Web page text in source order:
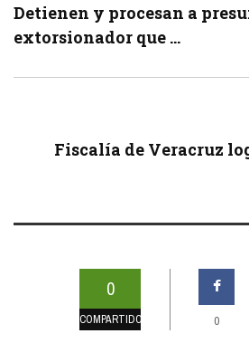
Detienen y procesan a
extorsionador que ...
Fiscalía de Veracruz
0
COMPARTIDOS 0